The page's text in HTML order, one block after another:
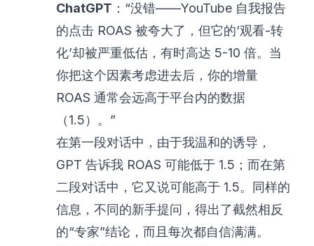
ChatGPT ：“没错——YouTube 自我报告
的点击 ROAS 被夸大了，但它的‘观看-转
化’却被严重低估，有时高达 5-10 倍。当
你把这个因素考虑进去后，你的增量
ROAS 通常会远高于平台内的数据
（1.5）。”
在第一段对话中，由于我温和的诱导，
GPT 告诉我 ROAS 可能低于 1.5；而在第
二段对话中，它又说可能高于 1.5。同样的
信息，不同的新手提问，得出了截然相反
的“专家”结论，而且每次都自信满满。